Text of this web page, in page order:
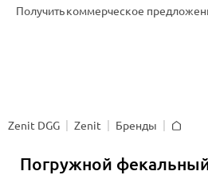
Получитькоммерческое
Zenit DGG Zenit
Бренды
Погружной